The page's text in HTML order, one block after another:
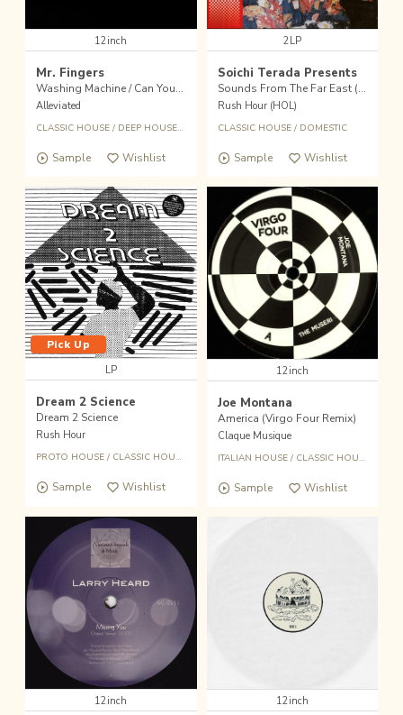
12inch
Mr. Fingers
Washing Machine / Can You Feel It/Beyond The Clouds
Alleviated
CLASSIC HOUSE/ DEEP HOUSE/ LARRY HEARD
Sample Wishlist
2LP
Soichi Terada Presents
Sounds From The Far East (2025 Edition)
Rush Hour (HOL)
CLASSIC HOUSE/ DOMESTIC
Sample Wishlist
Pick Up
LP
Dream 2 Science
Dream 2 Science
Rush Hour
PROTO HOUSE/ CLASSIC HOUSE
Sample Wishlist
12inch
Joe Montana
America (Virgo Four Remix)
Claque Musique
ITALIAN HOUSE/ CLASSIC HOUSE
Sample Wishlist
12inch 12inch